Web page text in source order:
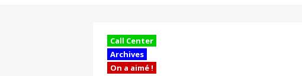
Call Center
Archives
On a aimé !